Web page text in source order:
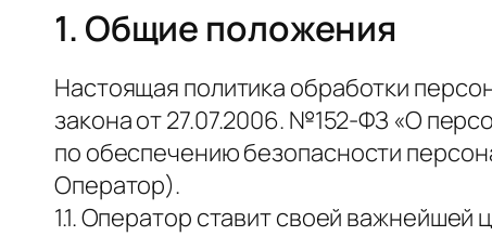
1. Общие положения
Настоящая политика обработки
закона от 27.07.2006. №152-ФЗ «О
по обеспечению безопасности
Оператор).
1.1. Оператор ставит своей